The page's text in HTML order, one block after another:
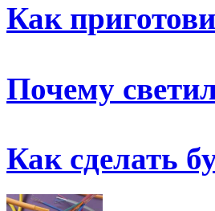
Как
Почему
Как сделать